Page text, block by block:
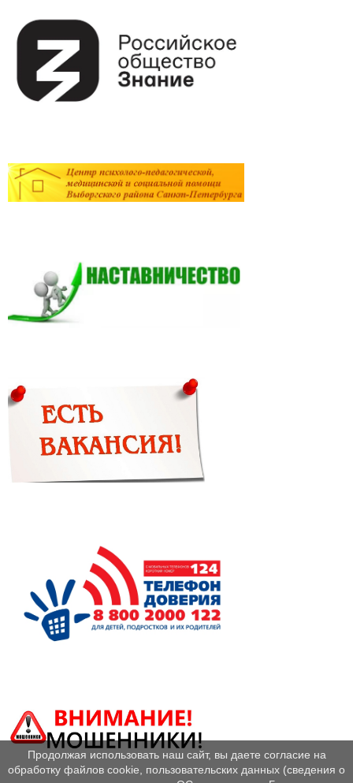
Продолжая использовать наш сайт, вы даете согласие на
обработку файлов cookie, пользовательских данных (сведения о